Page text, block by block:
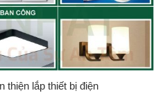
thiện lắp thiết bị điện